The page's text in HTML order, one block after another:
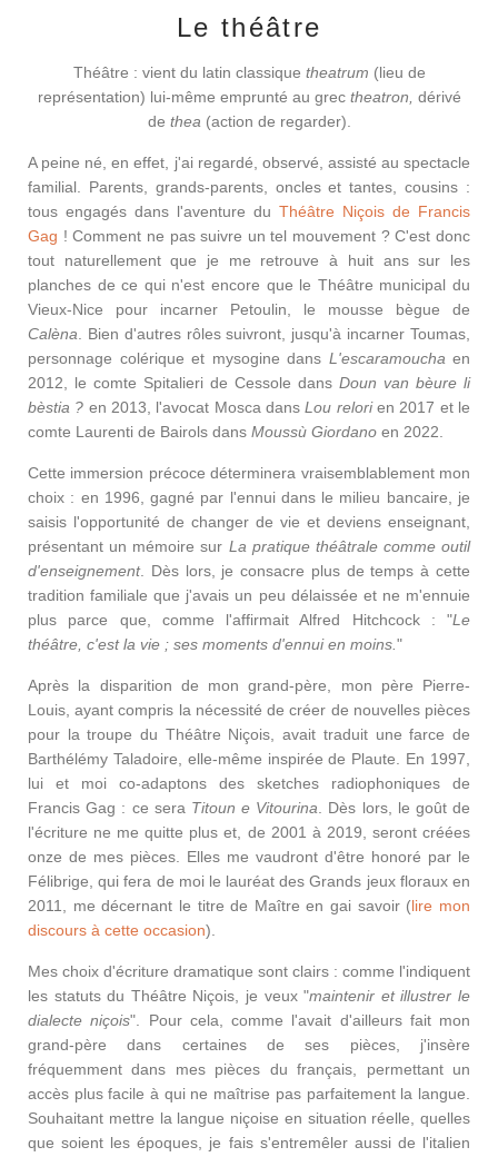
Le théâtre
Théâtre : vient du latin classique theatrum (lieu de
représentation) lui-même emprunté au grec theatron, dérivé
de thea (action de regarder).
A peine né, en effet, j'ai regardé, observé, assisté au spectacle
familial. Parents, grands-parents, oncles et tantes, cousins :
tous engagés dans l'aventure du Théâtre Niçois de Francis
Gag ! Comment ne pas suivre un tel mouvement ? C'est donc
tout naturellement que je me retrouve à huit ans sur les
planches de ce qui n'est encore que le Théâtre municipal du
Vieux-Nice pour incarner Petoulin, le mousse bègue de
Calèna . Bien d'autres rôles suivront, jusqu'à incarner Toumas,
personnage colérique et mysogine dans L'escaramoucha en
2012, le comte Spitalieri de Cessole dans Doun van bèure li
bèstia ? en 2013, l'avocat Mosca dansLou relorien 2017 et le
comte Laurenti de Bairols dans Moussù Giordano en 2022.
Cette immersion précoce déterminera vraisemblablement mon
choix : en 1996, gagné par l'ennui dans le milieu bancaire, je
saisis l'opportunité de changer de vie et deviens enseignant,
présentant un mémoire sur La pratique théâtrale comme outil
d'enseignement. Dès lors, je consacre plus de temps à cette
tradition familiale que j'avais un peu délaissée et ne m'ennuie
plus parce que, comme l'affirmait Alfred Hitchcock : "Le
théâtre, c'est la vie ; ses moments d'ennui en moins. "
Après la disparition de mon grand-père, mon père Pierre-
Louis, ayant compris la nécessité de créer de nouvelles pièces
pour la troupe du Théâtre Niçois, avait traduit une farce de
Barthélémy Taladoire, elle-même inspirée de Plaute. En 1997,
lui et moi co-adaptons des sketches radiophoniques de
Francis Gag : ce sera Titoun e Vitourina . Dès lors, le goût de
l'écriture ne me quitte plus et, de 2001 à 2019, seront créées
onze de mes pièces. Elles me vaudront d'être honoré par le
Félibrige, qui fera de moi le lauréat des Grands jeux floraux en
2011, me décernant le titre de Maître en gai savoir (lire mon
discours à cette occasion).
Mes choix d'écriture dramatique sont clairs : comme l'indiquent
les statuts du Théâtre Niçois, je veux "maintenir et illustrer le
dialecte niçois". Pour cela, comme l'avait d'ailleurs fait mon
grand-père dans certaines de ses pièces, j'insère
fréquemment dans mes pièces du français, permettant un
accès plus facile à qui ne maîtrise pas parfaitement la langue.
Souhaitant mettre la langue niçoise en situation réelle, quelles
que soient les époques, je fais s'entremêler aussi de l'italien